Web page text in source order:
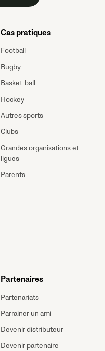
Cas pratiques
Football
Rugby
Basket-ball
Hockey
Autres sports
Clubs
Grandes organisations et
ligues
Parents
Partenaires
Partenariats
Parrainer un ami
Devenir distributeur
Devenir partenaire